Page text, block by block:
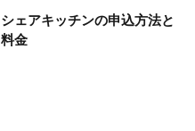
シェアキッチンの申込方法と
料金